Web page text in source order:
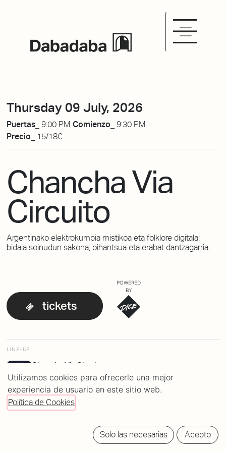
Thursday 09 July, 2026
Puertas_ 9:00 PM Comienzo_ 9:30 PM
Precio_
15/18€
Chancha Via
Circuito
Argentinako elektrokumbia mistikoa eta folklore digitala:
bidaia soinudun sakona, oihantsua eta erabat dantzagarria.
tickets
POWERED
BY
LINE-UP
21:30h Chancha Via Circuito
Utilizamos cookies para ofrecerle una mejor
experiencia de usuario en este sitio web.
Política de Cookies
Solo las necesarias Acepto